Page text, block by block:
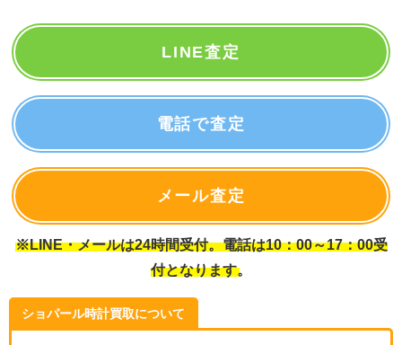
LINE査定
電話で査定
メール査定
※LINE・メールは24時間受付。電話は10：00～17：00受
付となります。
ショパール時計買取について